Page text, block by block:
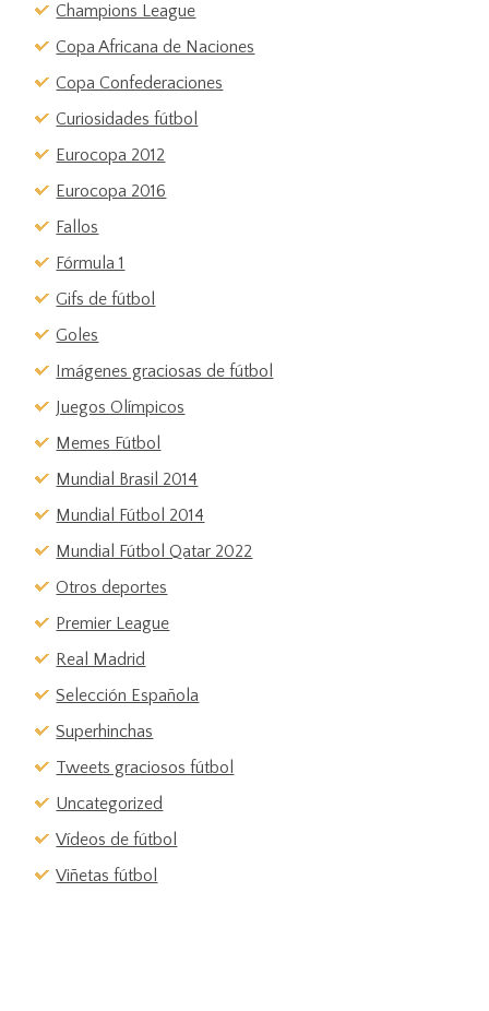
Champions League
Copa Africana de Naciones
Copa Confederaciones
Curiosidades fútbol
Eurocopa 2012
Eurocopa 2016
Fallos
Fórmula 1
Gifs de fútbol
Goles
Imágenes graciosas de fútbol
Juegos Olímpicos
Memes Fútbol
Mundial Brasil 2014
Mundial Fútbol 2014
Mundial Fútbol Qatar 2022
Otros deportes
Premier League
Real Madrid
Selección Española
Superhinchas
Tweets graciosos fútbol
Uncategorized
Vídeos de fútbol
Viñetas fútbol